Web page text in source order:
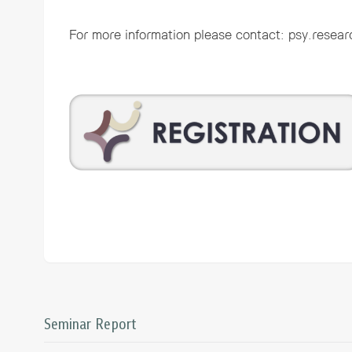
For more information please contact:
Seminar Report